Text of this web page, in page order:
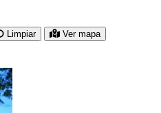
para ir a su página
Limpiar Ver mapa